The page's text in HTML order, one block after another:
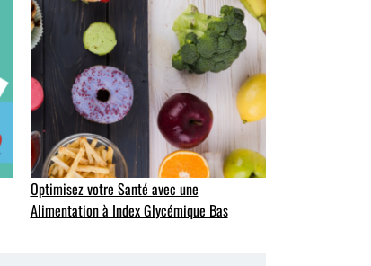
Optimisez votre Santé avec une
Alimentation à Index Glycémique Bas